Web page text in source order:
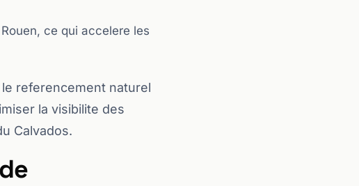
ce qui accelere les
referencement naturel
la visibilite des
Calvados.